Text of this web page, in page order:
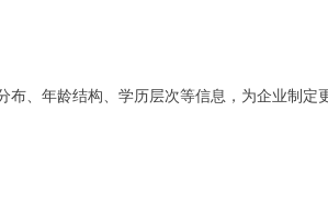
、年龄结构、学历层次等信息，为企业制定